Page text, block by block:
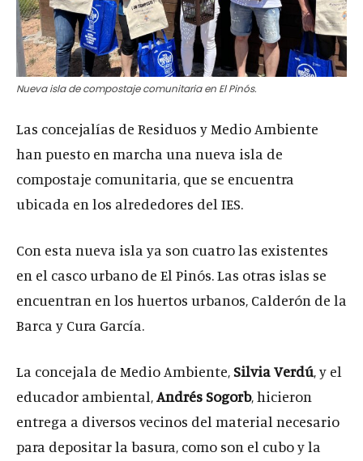
Nueva isla de compostaje comunitaria en El Pinós.
Las concejalías de Residuos y Medio Ambiente
han puesto en marcha una nueva isla de
compostaje comunitaria, que se encuentra
ubicada en los alrededores del IES.
Con esta nueva isla ya son cuatro las existentes
en el casco urbano de El Pinós. Las otras islas se
encuentran en los huertos urbanos, Calderón de la
Barca y Cura García.
La concejala de Medio Ambiente,Silvia Verdú, y el
educador ambiental,Andrés Sogorb, hicieron
entrega a diversos vecinos del material necesario
para depositar la basura, como son el cubo y la